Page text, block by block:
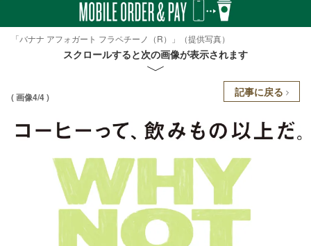
「バナナ アフォガート フラペチーノ（R）」（提供写真）
スクロールすると次の画像が表示されます
( 画像4/4 ) 記事に戻る